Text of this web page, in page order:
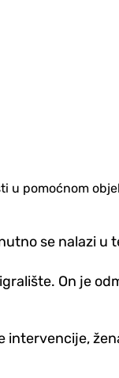
u pomoćnom
se nalazi u
On je